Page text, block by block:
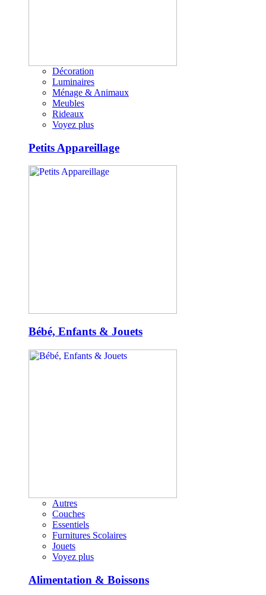
Décoration
Luminaires
Ménage & Animaux
Meubles
Rideaux
Voyez plus
Petits Appareillage
Bébé, Enfants & Jouets
Autres
Couches
Essentiels
Furnitures Scolaires
Jouets
Voyez plus
Alimentation & Boissons